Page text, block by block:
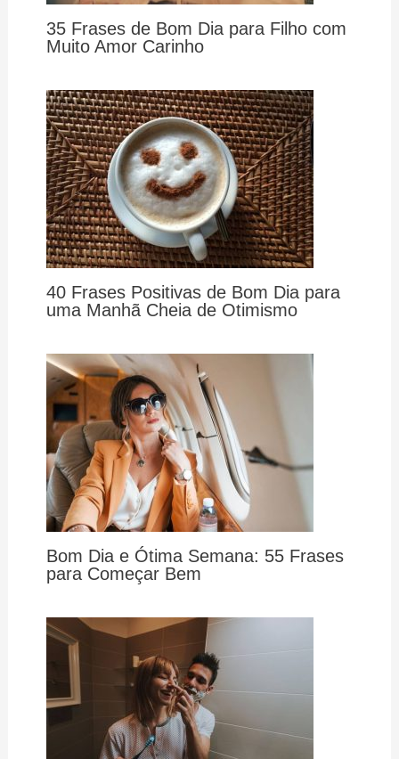
35 Frases de Bom Dia para Filho com
Muito Amor Carinho
40 Frases Positivas de Bom Dia para
uma Manhã Cheia de Otimismo
Bom Dia e Ótima Semana: 55 Frases
para Começar Bem